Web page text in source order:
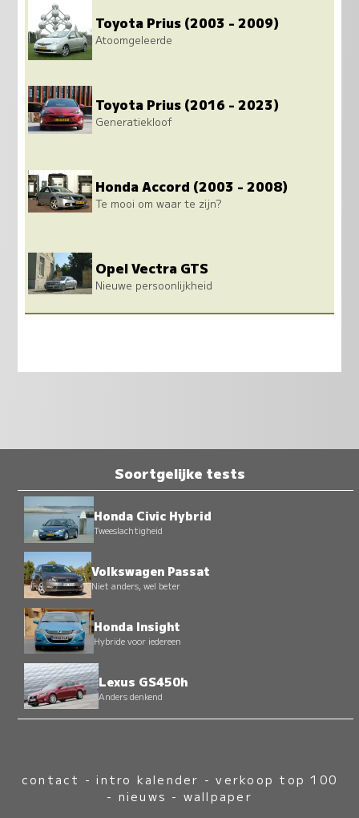
Toyota Prius (2003 - 2009)
Atoomgeleerde
Toyota Prius (2016 - 2023)
Generatiekloof
Honda Accord (2003 - 2008)
Te mooi om waar te zijn?
Opel Vectra GTS
Nieuwe persoonlijkheid
Soortgelijke tests
Honda Civic Hybrid
Tweeslachtigheid
Volkswagen Passat
Niet anders, wel beter
Honda Insight
Hybride voor iedereen
Lexus GS450h
Anders denkend
contact -intro kalender -verkoop top 100
- nieuws - wallpaper